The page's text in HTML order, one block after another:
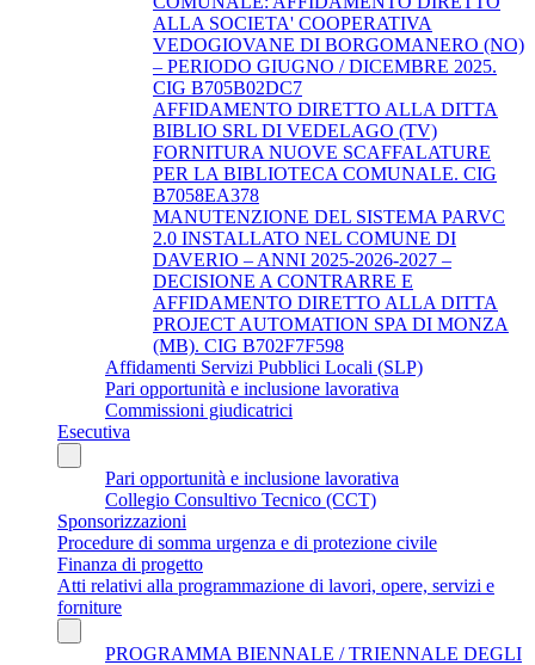
ALLA SOCIETA' COOPERATIVA
VEDOGIOVANE DI BORGOMANERO (NO)
– PERIODO GIUGNO / DICEMBRE 2025.
CIG B705B02DC7
AFFIDAMENTO DIRETTO ALLA DITTA
BIBLIO SRL DI VEDELAGO (TV)
FORNITURA NUOVE SCAFFALATURE
PER LA BIBLIOTECA COMUNALE. CIG
B7058EA378
MANUTENZIONE DEL SISTEMA PARVC
2.0 INSTALLATO NEL COMUNE DI
DAVERIO – ANNI 2025-2026-2027 –
DECISIONE A CONTRARRE E
AFFIDAMENTO DIRETTO ALLA DITTA
PROJECT AUTOMATION SPA DI MONZA
(MB). CIG B702F7F598
Affidamenti Servizi Pubblici Locali (SLP)
Pari opportunità e inclusione lavorativa
Commissioni giudicatrici
Esecutiva
Pari opportunità e inclusione lavorativa
Collegio Consultivo Tecnico (CCT)
Sponsorizzazioni
Procedure di somma urgenza e di protezione civile
Finanza di progetto
Atti relativi alla programmazione di lavori, opere, servizi e
forniture
PROGRAMMA BIENNALE / TRIENNALE DEGLI